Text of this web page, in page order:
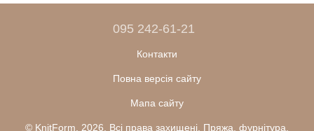
095 242-61-21
Контакти
Повна версія сайту
Мапа сайту
© KnitForm, 2026. Всі права захищені. Пряжа, фурнітура,